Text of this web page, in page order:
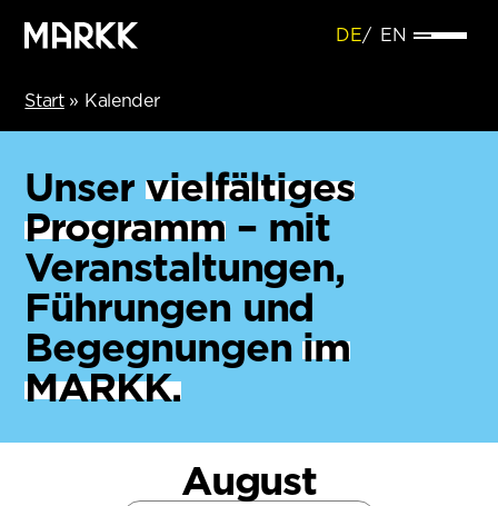
DE EN
Start» Kalender
Unser vielfältiges
Programm– mit
Veranstaltungen,
Führungen und
Begegnungenim
MARKK.
August